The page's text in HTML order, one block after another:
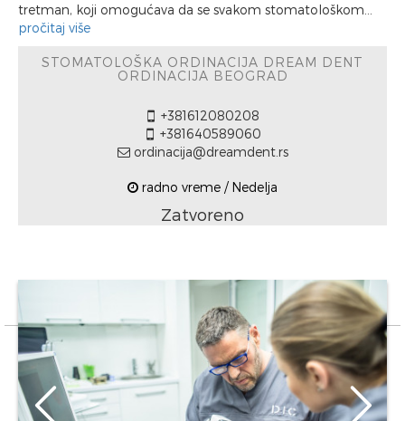
tretman, koji omogućava da se svakom stomatološkom...
pročitaj više
STOMATOLOŠKA ORDINACIJA DREAM DENT
ORDINACIJA BEOGRAD
+381612080208
+381640589060
ordinacija@dreamdent.rs
radno vreme / Nedelja
Zatvoreno